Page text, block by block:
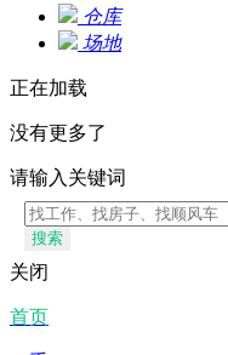
仓库
场地
正在加载
没有更多了
请输入关键词
搜索
关闭
首页